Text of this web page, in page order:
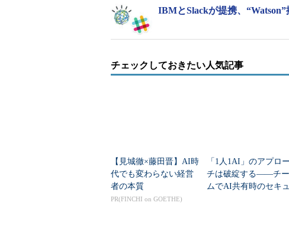
IBMとSlackが提携、
チェックしておきたい人気記事
【見城徹×藤田晋】AI時
代でも変わらない経営
者の本質
PR(FINCHI on GOETHE)
「1人1AI」のアプロー
チは破綻する――チー
ムでAI共有時のセキュ